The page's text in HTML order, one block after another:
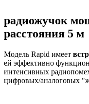
радиожучок
расстояния 5 м
Модель Rapid имеет
ей эффективно
интенсивных
цифровых/аналоговых